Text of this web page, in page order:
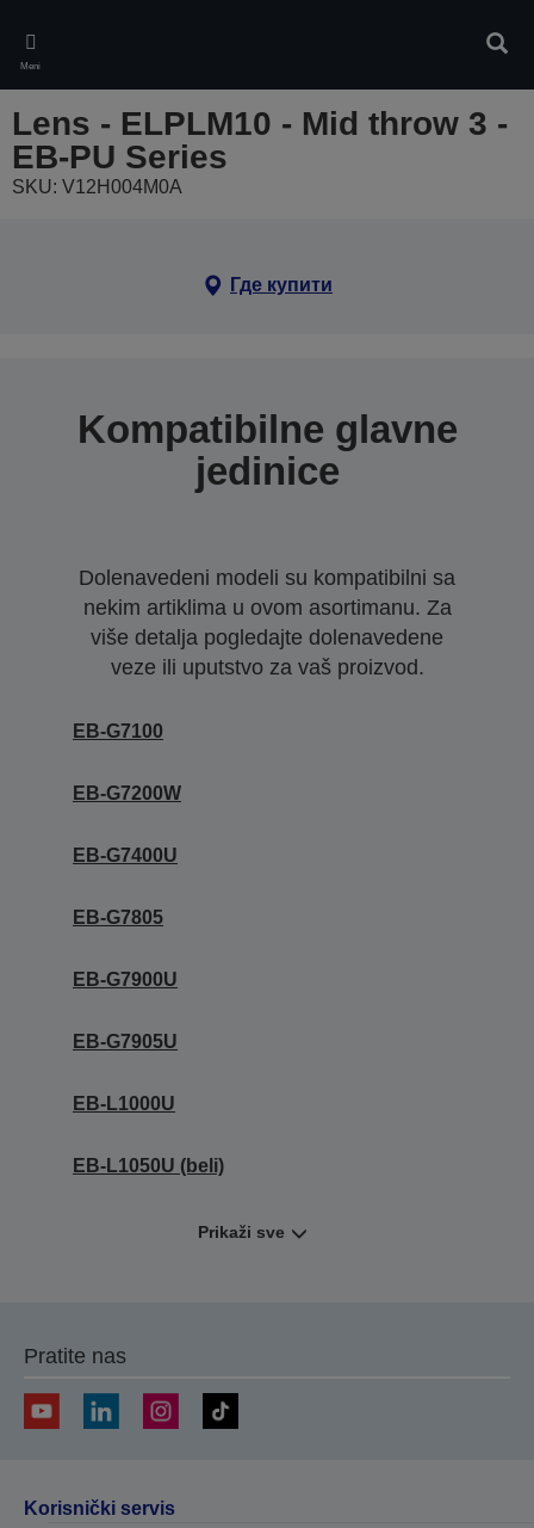
main
content
Meni
Lens - ELPLM10 - Mid throw 3 -
EB-PU Series
SKU: V12H004M0A
Где купити
Kompatibilne glavne
jedinice
Dolenavedeni modeli su kompatibilni sa
nekim artiklima u ovom asortimanu. Za
više detalja pogledajte dolenavedene
veze ili uputstvo za vaš proizvod.
EB-G7100
EB-G7200W
EB-G7400U
EB-G7805
EB-G7900U
EB-G7905U
EB-L1000U
EB-L1050U (beli)
Prikaži sve
Pratite nas
Korisnički servis